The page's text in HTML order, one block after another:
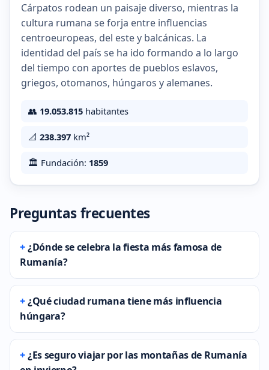
Cárpatos rodean un paisaje diverso, mientras la
cultura rumana se forja entre influencias
centroeuropeas, del este y balcánicas. La
identidad del país se ha ido formando a lo largo
del tiempo con aportes de pueblos eslavos,
griegos, otomanos, húngaros y alemanes.
👥 19.053.815 habitantes
📐 238.397 km²
🏛️ Fundación: 1859
Preguntas frecuentes
¿Dónde se celebra la fiesta más famosa de
Rumanía?
¿Qué ciudad rumana tiene más influencia
húngara?
¿Es seguro viajar por las montañas de Rumanía